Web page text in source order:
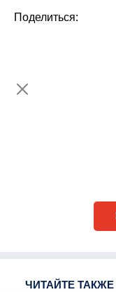
Поделиться:
ЧИТАЙТЕ ТАКЖЕ